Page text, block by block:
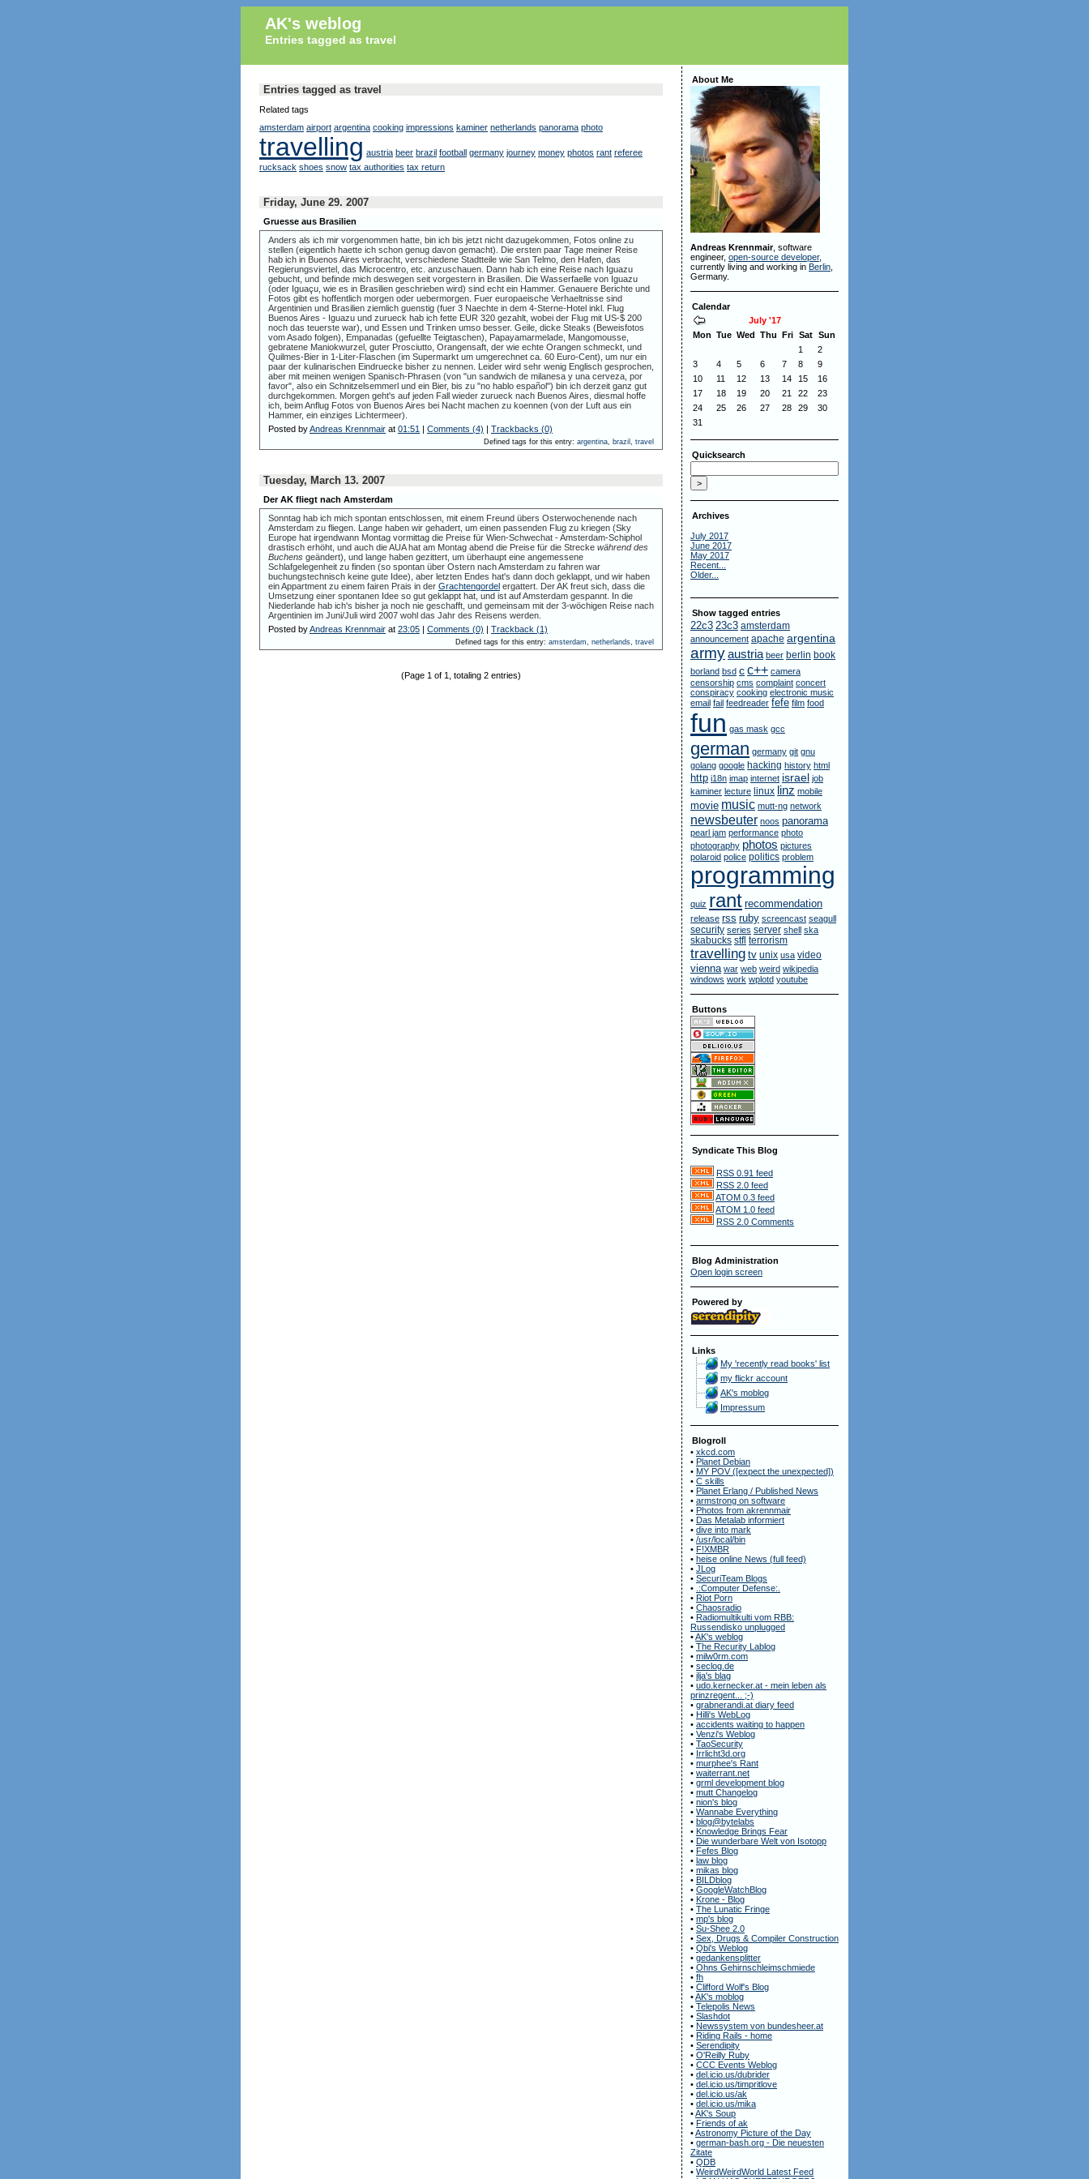
AK's weblog
Entries tagged as travel
Entries tagged as travel
Related tags
amsterdam airport argentina cooking impressions kaminer netherlands panorama photo
travelling austria beer brazil football germany journey money photos rant referee
rucksack shoes snow tax authorities tax return
Friday, June 29. 2007
Gruesse aus Brasilien
Anders als ich mir vorgenommen hatte, bin ich bis jetzt nicht dazugekommen, Fotos online zu
stellen (eigentlich haette ich schon genug davon gemacht). Die ersten paar Tage meiner Reise
hab ich in Buenos Aires verbracht, verschiedene Stadtteile wie San Telmo, den Hafen, das
Regierungsviertel, das Microcentro, etc. anzuschauen. Dann hab ich eine Reise nach Iguazu
gebucht, und befinde mich deswegen seit vorgestern in Brasilien. Die Wasserfaelle von Iguazu
(oder Iguaçu, wie es in Brasilien geschrieben wird) sind echt ein Hammer. Genauere Berichte und
Fotos gibt es hoffentlich morgen oder uebermorgen. Fuer europaeische Verhaeltnisse sind
Argentinien und Brasilien ziemlich guenstig (fuer 3 Naechte in dem 4-Sterne-Hotel inkl. Flug
Buenos Aires - Iguazu und zurueck hab ich fette EUR 320 gezahlt, wobei der Flug mit US-$ 200
noch das teuerste war), und Essen und Trinken umso besser. Geile, dicke Steaks (Beweisfotos
vom Asado folgen), Empanadas (gefuellte Teigtaschen), Papayamarmelade, Mangomousse,
gebratene Maniokwurzel, guter Prosciutto, Orangensaft, der wie echte Orangen schmeckt, und
Quilmes-Bier in 1-Liter-Flaschen (im Supermarkt um umgerechnet ca. 60 Euro-Cent), um nur ein
paar der kulinarischen Eindruecke bisher zu nennen. Leider wird sehr wenig Englisch gesprochen,
aber mit meinen wenigen Spanisch-Phrasen (von "un sandwich de milanesa y una cerveza, por
favor", also ein Schnitzelsemmerl und ein Bier, bis zu "no hablo español") bin ich derzeit ganz gut
durchgekommen. Morgen geht's auf jeden Fall wieder zurueck nach Buenos Aires, diesmal hoffe
ich, beim Anflug Fotos von Buenos Aires bei Nacht machen zu koennen (von der Luft aus ein
Hammer, ein einziges Lichtermeer).
Posted byAndreas Krennmair at 01:51 Comments (4) Trackbacks (0)
Defined tags for this entry: argentina, brazil , travel
Tuesday, March 13. 2007
Der AK fliegt nach Amsterdam
Sonntag hab ich mich spontan entschlossen, mit einem Freund übers Osterwochenende nach
Amsterdam zu fliegen. Lange haben wir gehadert, um einen passenden Flug zu kriegen (Sky
Europe hat irgendwann Montag vormittag die Preise für Wien-Schwechat - Amsterdam-Schiphol
drastisch erhöht, und auch die AUA hat am Montag abend die Preise für die Strecke während des
Buchens geändert), und lange haben gezittert, um überhaupt eine angemessene
Schlafgelegenheit zu finden (so spontan über Ostern nach Amsterdam zu fahren war
buchungstechnisch keine gute Idee), aber letzten Endes hat's dann doch geklappt, und wir haben
ein Appartment zu einem fairen Prais in der Grachtengordel ergattert. Der AK freut sich, dass die
Umsetzung einer spontanen Idee so gut geklappt hat, und ist auf Amsterdam gespannt. In die
Niederlande hab ich's bisher ja noch nie geschafft, und gemeinsam mit der 3-wöchigen Reise nach
Argentinien im Juni/Juli wird 2007 wohl das Jahr des Reisens werden.
Posted byAndreas Krennmair at 23:05 Comments (0) Trackback (1)
Defined tags for this entry: amsterdam, netherlands, travel
(Page 1 of 1, totaling 2 entries)
About Me
Andreas Krennmair, software
engineer, open-source developer,
currently living and working in Berlin
Germany.
Calendar
July '17
Mon Tue Wed Thu Fri Sat
Sun
1
2
3
4 5 6 7 8
9
10
11 12 13 14 15
16
17
18 19 20 21 22
23
24
25 26 27 28 29
30
31
Quicksearch
Archives
July 2017
June 2017
May 2017
Recent...
Older...
Show tagged entries
22c3 23c3 amsterdam
announcement apache argentina
armyaustria beer berlin book
borland bsd c c++ camera
censorship cms complaint concert
conspiracy cooking electronic music
email fail feedreader fefe film food
fun gas mask gcc
german germany git gnu
golang google hacking history html
http i18n imap internet israel job
kaminer lecture linux linz mobile
movie music mutt-ng network
newsbeuter noos panorama
pearl jam performance photo
photography photos pictures
polaroid police politics problem
programming
quiz rant recommendation
release rss ruby screencast seagull
security series server shell ska
skabucks stfl terrorism
travelling tv unix usa video
vienna war web weird wikipedia
windows work wplotd youtube
Buttons
Syndicate This Blog
RSS 0.91 feed
RSS 2.0 feed
ATOM 0.3 feed
ATOM 1.0 feed
RSS 2.0 Comments
Blog Administration
Open login screen
Powered by
Links
My 'recently read books' list
my flickr account
AK's moblog
Impressum
Blogroll
• xkcd.com
• Planet Debian
• MY POV ([expect the unexpected])
• C skills
• Planet Erlang / Published News
• armstrong on software
• Photos from akrennmair
• Das Metalab informiert
• dive into mark
• /usr/local/bin
• F!XMBR
• heise online News (full feed)
• JLog
• SecuriTeam Blogs
• .:Computer Defense:.
• Riot Porn
• Chaosradio
• Radiomultikulti vom RBB:
Russendisko unplugged
•AK's weblog
• The Recurity Lablog
• milw0rm.com
• seclog.de
• ilja's blag
• udo.kernecker.at - mein leben als
prinzregent... ;-)
• grabnerandi.at diary feed
• Hilli's WebLog
• accidents waiting to happen
• Venzi's Weblog
• TaoSecurity
• Irrlicht3d.org
• murphee's Rant
• waiterrant.net
• grml development blog
• mutt Changelog
• nion's blog
• Wannabe Everything
• blog@bytelabs
• Knowledge Brings Fear
• Die wunderbare Welt von Isotopp
• Fefes Blog
• law blog
• mikas blog
• BILDblog
• GoogleWatchBlog
• Krone - Blog
• The Lunatic Fringe
• mp's blog
• Su-Shee 2.0
• Sex, Drugs & Compiler Construction
• Qbi's Weblog
• gedankensplitter
• Ohns Gehirnschleimschmiede
• fh
• Clifford Wolf's Blog
•AK's moblog
• Telepolis News
• Slashdot
• Newssystem von bundesheer.at
• Riding Rails - home
• Serendipity
• O'Reilly Ruby
• CCC Events Weblog
• del.icio.us/dubrider
• del.icio.us/timpritlove
• del.icio.us/ak
• del.icio.us/mika
•AK's Soup
• Friends of ak
•Astronomy Picture of the Day
• german-bash.org - Die neuesten
Zitate
• QDB
• WeirdWeirdWorld Latest Feed